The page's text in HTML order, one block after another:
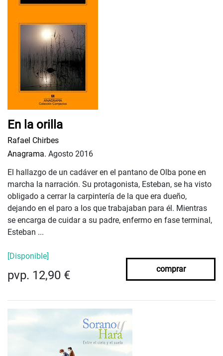
En la orilla
Rafael Chirbes
Anagrama. Agosto 2016
El hallazgo de un cadáver en el pantano de Olba pone en
marcha la narración. Su protagonista, Esteban, se ha visto
obligado a cerrar la carpintería de la que era dueño,
dejando en el paro a los que trabajaban para él. Mientras
se encarga de cuidar a su padre, enfermo en fase terminal,
Esteban ...
[Disponible]
pvp. 12,90 € comprar